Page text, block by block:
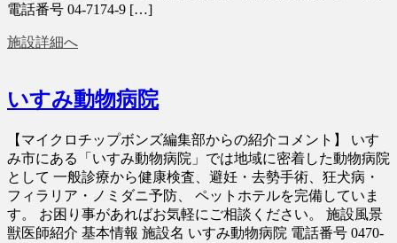
電話番号 04-7174-9 […]
施設詳細へ
いすみ動物病院
【マイクロチップボンズ編集部からの紹介コメント】 いす
み市にある「いすみ動物病院」では地域に密着した動物病院
として 一般診療から健康検査、避妊・去勢手術、狂犬病・
フィラリア・ノミダニ予防、 ペットホテルを完備していま
す。 お困り事があればお気軽にご相談ください。 施設風景
獣医師紹介 基本情報 施設名 いすみ動物病院 電話番号 0470-